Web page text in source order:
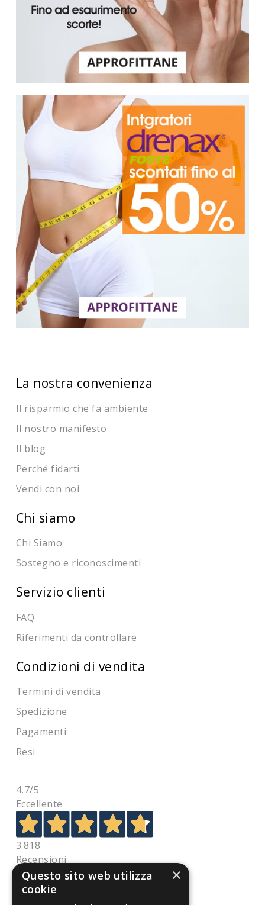
La nostra convenienza
Il risparmio che fa ambiente
Il nostro manifesto
Il blog
Perché fidarti
Vendi con noi
Chi siamo
Chi Siamo
Sostegno e riconoscimenti
Servizio clienti
FAQ
Riferimenti da controllare
Condizioni di vendita
Termini di vendita
Spedizione
Pagamenti
Resi
4,7/5
Eccellente
3.818
Recensioni
×
Questo sito web utilizza
cookie